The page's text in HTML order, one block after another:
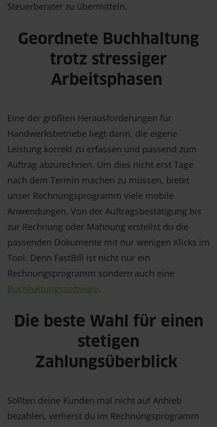
Steuerberater zu übermitteln.
Geordnete Buchhaltung
trotz stressiger
Arbeitsphasen
Eine der größten Herausforderungen für
Handwerksbetriebe liegt darin, die eigene
Leistung korrekt zu erfassen und passend zum
Auftrag abzurechnen. Um dies nicht erst Tage
nach dem Termin machen zu müssen, bietet
unser Rechnungsprogramm viele mobile
Anwendungen. Von der Auftragsbestätigung bis
zur Rechnung oder Mahnung erstellst du die
passenden Dokumente mit nur wenigen Klicks im
Tool. Denn FastBill ist nicht nur ein
Rechnungsprogramm sondern auch eine
Buchhaltungssoftware.
Die beste Wahl für einen
stetigen
Zahlungsüberblick
Sollten deine Kunden mal nicht auf Anhieb
bezahlen, verlierst du im Rechnungsprogramm